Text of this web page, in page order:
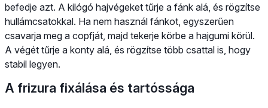
befedje azt. A kilógó hajvégeket tűrje a fánk alá, és rögzítse
hullámcsatokkal. Ha nem használ fánkot, egyszerűen
csavarja meg a copfját, majd tekerje körbe a hajgumi körül.
A végét tűrje a konty alá, és rögzítse több csattal is, hogy
stabil legyen.
A frizura fixálása és tartóssága